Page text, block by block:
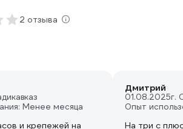
2 отзыва
Менее месяца
и крепежей на
Дмитрий
01.08.2025г.
Опыт
На три с